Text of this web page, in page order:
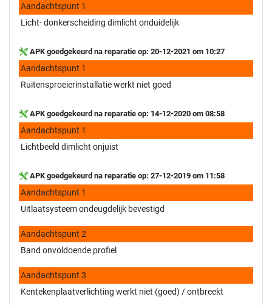
Aandachtspunt 1
Licht- donkerscheiding dimlicht onduidelijk
APK goedgekeurd na reparatie op: 20-12-2021 om 10:27
Aandachtspunt 1
Ruitensproeierinstallatie werkt niet goed
APK goedgekeurd na reparatie op: 14-12-2020 om 08:58
Aandachtspunt 1
Lichtbeeld dimlicht onjuist
APK goedgekeurd na reparatie op: 27-12-2019 om 11:58
Aandachtspunt 1
Uitlaatsysteem ondeugdelijk bevestigd
Aandachtspunt 2
Band onvoldoende profiel
Aandachtspunt 3
Kentekenplaatverlichting werkt niet (goed) / ontbreekt